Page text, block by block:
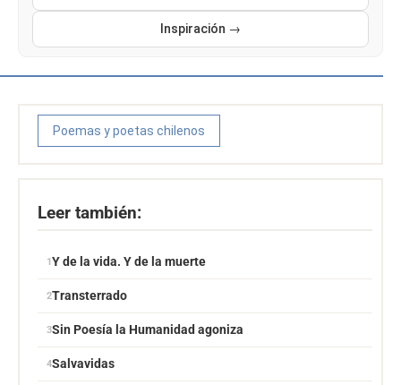
Inspiración →
Poemas y poetas chilenos
Leer también:
Y de la vida. Y de la muerte
Transterrado
Sin Poesía la Humanidad agoniza
Salvavidas